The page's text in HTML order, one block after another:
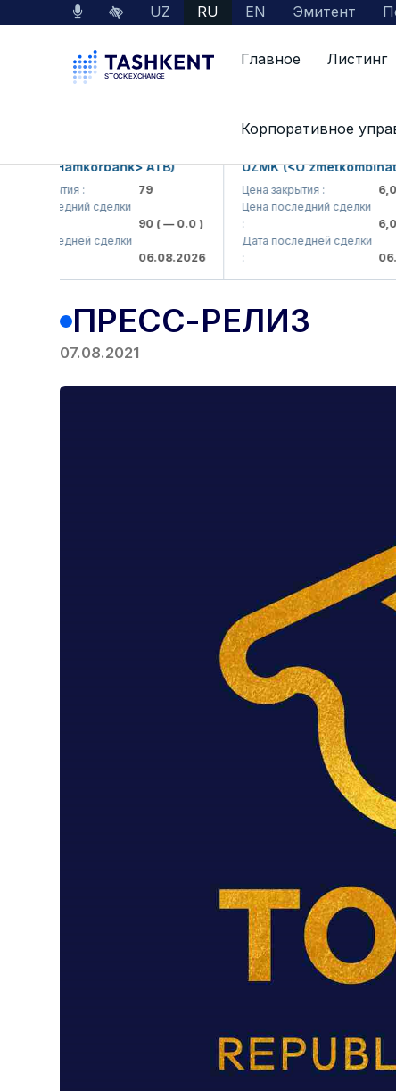
UZ RU EN Эмитент
Главное Листинг
Корпоративное
Новости
(<Hamkorbank> ATB)
последний сделки
( — 0.0 )
последней сделки
06.08.2026
UZMK (<O'zmetkombinat>
Цена закрытия :
6,099
Цена последний сделки
Дата последней сделки
ПРЕСС-РЕЛИЗ
07.08.2021